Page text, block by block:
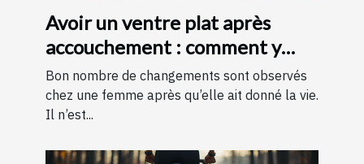
Avoir un ventre plat après
accouchement : comment y
parvenir ?
Bon nombre de changements sont observés
chez une femme après qu’elle ait donné la vie.
Il n’est...